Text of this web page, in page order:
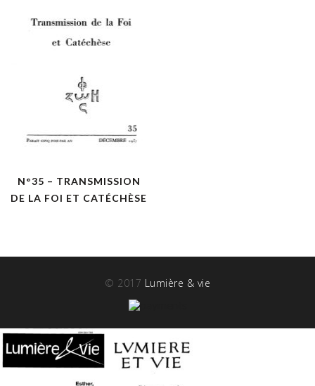
N°35 – TRANSMISSION
DE LA FOI ET CATÉCHÈSE
© 2017 Lumière & vie